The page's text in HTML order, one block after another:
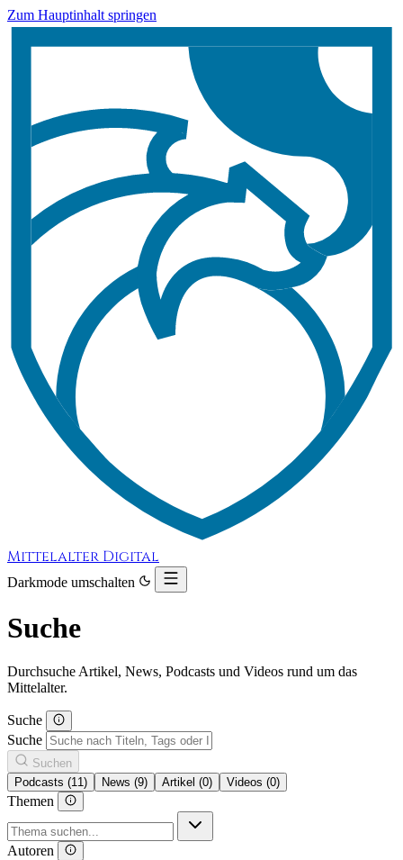
Zum Hauptinhalt springen
Mittelalter Digital
Darkmode umschalten
Suche
Durchsuche Artikel, News, Podcasts und Videos rund um das
Mittelalter.
Suche
Suche
Suchen
Podcasts (11)
News (9) Artikel (0) Videos (0)
Themen
Autoren